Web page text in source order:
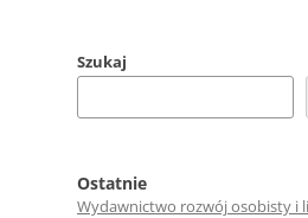
Szukaj
Ostatnie
Wydawnictwo rozwój osobisty i